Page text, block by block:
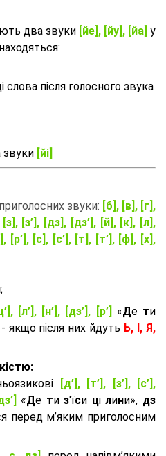
два звуки [йе], [йу], [йа] у
слова після голосного звука
звуки [йі]
приголосних звуки: [б], [в], [г],
[з’], [дз], [дз’], [й], [к], [л],
[р’], [с], [с’], [т], [т’], [ф], [х],
;
[л’], [н’], [дз’], [р’]
«Де ти
якщо після них йдуть Ь, І, Я,
[д’], [т’], [з’], [с’],
«Де тиз'їси цілини», дз
перед м’яким приголосним